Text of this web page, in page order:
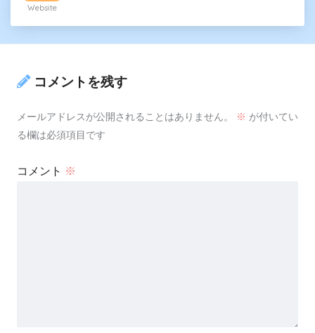
Website
コメントを残す
メールアドレスが公開されることはありません。 ※ が付いてい
る欄は必須項目です
コメント ※